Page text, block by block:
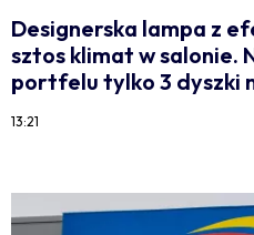
Designerska lampa z
sztos klimat w salonie.
portfelu tylko 3 dyszki
13:21